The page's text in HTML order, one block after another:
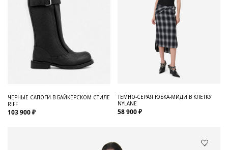
ЧЕРНЫЕ САПОГИ В БАЙКЕРСКОМ СТИЛЕ
RIFF
103 900 ₽
ТЕМНО-СЕРАЯ ЮБКА-МИДИ В КЛЕТКУ
NYLANE
58 900 ₽